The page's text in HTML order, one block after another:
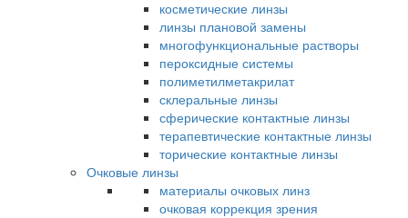
косметические линзы
линзы плановой замены
многофункциональные растворы
пероксидные системы
полиметилметакрилат
склеральные линзы
сферические контактные линзы
терапевтические контактные линзы
торические контактные линзы
Очковые линзы
материалы очковых линз
очковая коррекция зрения